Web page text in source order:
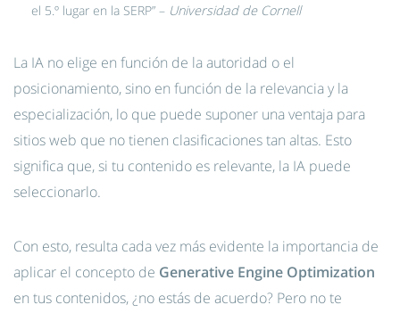
el 5.º lugar en la SERP” – Universidad de Cornell
La IA no elige en función de la autoridad o el
posicionamiento, sino en función de la relevancia y la
especialización, lo que puede suponer una ventaja para
sitios web que no tienen clasificaciones tan altas. Esto
significa que, si tu contenido es relevante, la IA puede
seleccionarlo.
Con esto, resulta cada vez más evidente la importancia de
aplicar el concepto de Generative Engine Optimization
en tus contenidos, ¿no estás de acuerdo? Pero no te